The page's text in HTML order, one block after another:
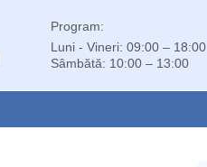
Program:
Luni - Vineri: 09:00 – 18:00
Sâmbătă: 10:00 – 13:00